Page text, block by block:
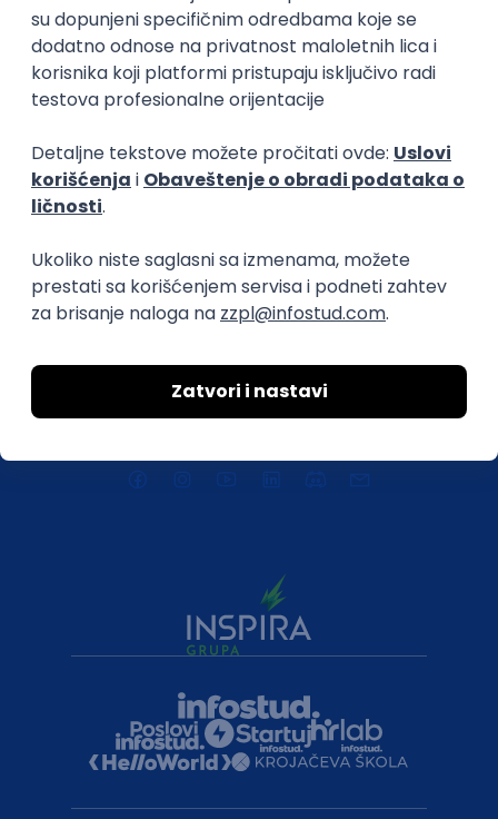
Okupljamo IT zajednicu, podižemo
transparentnost domaćeg IT tržišta rada i
Za poslodavce
Uslovi korišćenja
Politika privatnosti
Uklonjeni profili poslodavaca
Kontakt